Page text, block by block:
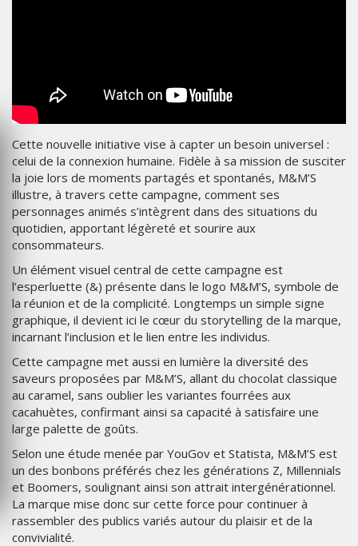
Cette nouvelle initiative vise à capter un besoin universel :
celui de la connexion humaine. Fidèle à sa mission de susciter
la joie lors de moments partagés et spontanés, M&M’S
illustre, à travers cette campagne, comment ses
personnages animés s’intègrent dans des situations du
quotidien, apportant légèreté et sourire aux
consommateurs.
Un élément visuel central de cette campagne est
l’esperluette (&) présente dans le logo M&M’S, symbole de
la réunion et de la complicité. Longtemps un simple signe
graphique, il devient ici le cœur du storytelling de la marque,
incarnant l’inclusion et le lien entre les individus.
Cette campagne met aussi en lumière la diversité des
saveurs proposées par M&M’S, allant du chocolat classique
au caramel, sans oublier les variantes fourrées aux
cacahuètes, confirmant ainsi sa capacité à satisfaire une
large palette de goûts.
Selon une étude menée par YouGov et Statista, M&M’S est
un des bonbons préférés chez les générations Z, Millennials
et Boomers, soulignant ainsi son attrait intergénérationnel.
La marque mise donc sur cette force pour continuer à
rassembler des publics variés autour du plaisir et de la
convivialité.